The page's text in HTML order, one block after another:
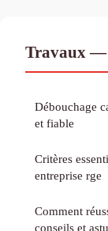
Travaux —
Débouchage
et fiable
Critères
entreprise rge
Comment
conseils et